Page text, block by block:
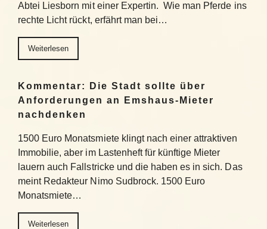
Abtei Liesborn mit einer Expertin. Wie man Pferde ins
rechte Licht rückt, erfährt man bei…
Weiterlesen
Kommentar: Die Stadt sollte über
Anforderungen an Emshaus-Mieter
nachdenken
1500 Euro Monatsmiete klingt nach einer attraktiven
Immobilie, aber im Lastenheft für künftige Mieter
lauern auch Fallstricke und die haben es in sich. Das
meint Redakteur Nimo Sudbrock. 1500 Euro
Monatsmiete…
Weiterlesen